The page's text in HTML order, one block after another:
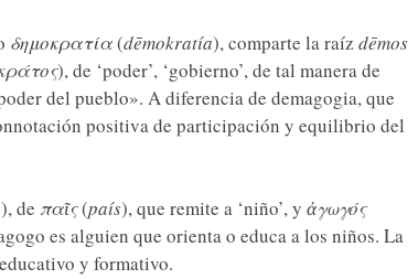
δημοκρατία(dēmokratía), comparte la raíz dēmos
), de ‘poder’, ‘gobierno’, de tal manera de
del pueblo». A diferencia de demagogia, que
positiva de participación y equilibrio del
), de παῖς(país), que remite a ‘niño’, y ἀγωγός
es alguien que orienta o educa a los niños. La
y formativo.